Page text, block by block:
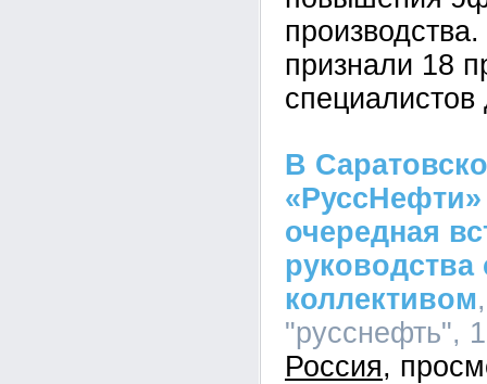
признали 18
В
очередная
коллективом
"русснефть",
Россия